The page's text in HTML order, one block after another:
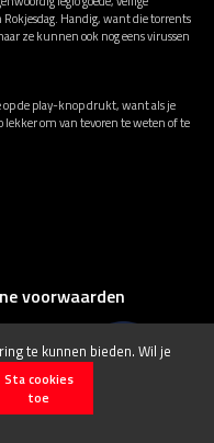
Handig, want die torrents
ze kunnen ook nog eens virussen
op de play-knop drukt, want als je
lekker om van tevoren te weten of te
te kunnen bieden. Wil je
Sta cookies
toe
voorwaarden
reserved.